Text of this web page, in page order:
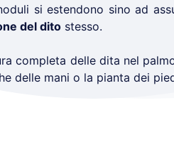
si estendono sino ad
del ditostesso.
completa delle dita nel
delle mani o la pianta dei